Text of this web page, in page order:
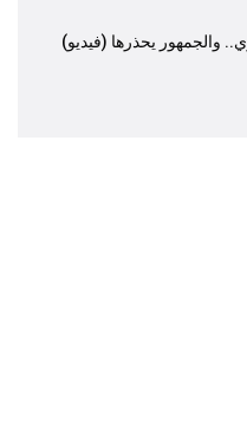
والجمهور يحذرها (فيديو)